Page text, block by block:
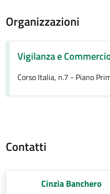
Organizzazioni
Vigilanza e
Corso Italia, n.7 - Piano
Contatti
Cinzia Banchero